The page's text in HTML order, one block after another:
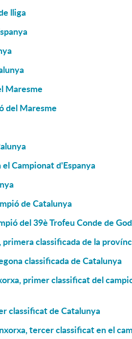
lliga
Maresme
del Maresme
Campionat d'Espanya
de Catalunya
del 39è Trofeu Conde de
classificada de la
classificada de Catalunya
primer classificat del
classificat de Catalunya
tercer classificat en el